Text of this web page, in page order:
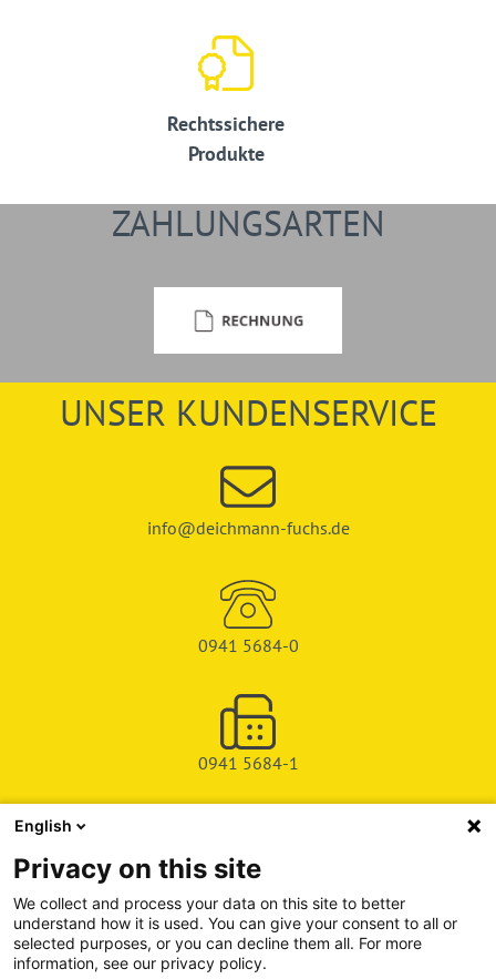
Rechtssichere
Produkte
ZAHLUNGSARTEN
UNSER KUNDENSERVICE
info@deichmann-fuchs.de
0941 5684-0
0941 5684-1
SHOP
SERVICE & SUPPORT
DEICHMAN-FUCHS VERLAG
English
Privacy on this site
We collect and process your data on this site to better
understand how it is used. You can give your consent to all or
selected purposes, or you can decline them all. For more
information, see our privacy policy.